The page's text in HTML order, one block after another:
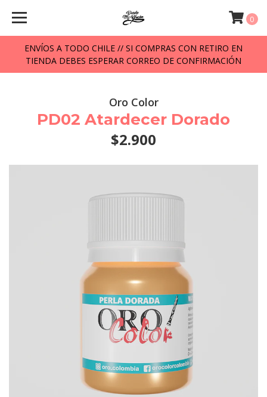
ENVÍOS A TODO CHILE // SI COMPRAS CON RETIRO EN
TIENDA DEBES ESPERAR CORREO DE CONFIRMACIÓN
0
Oro Color
PD02 Atardecer Dorado
$2.900